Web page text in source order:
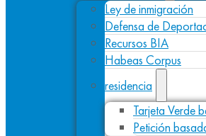
Ley de inmigración
Defensa de
Recursos BIA
Habeas Corpus
residencia
Tarjeta Verde
Petición